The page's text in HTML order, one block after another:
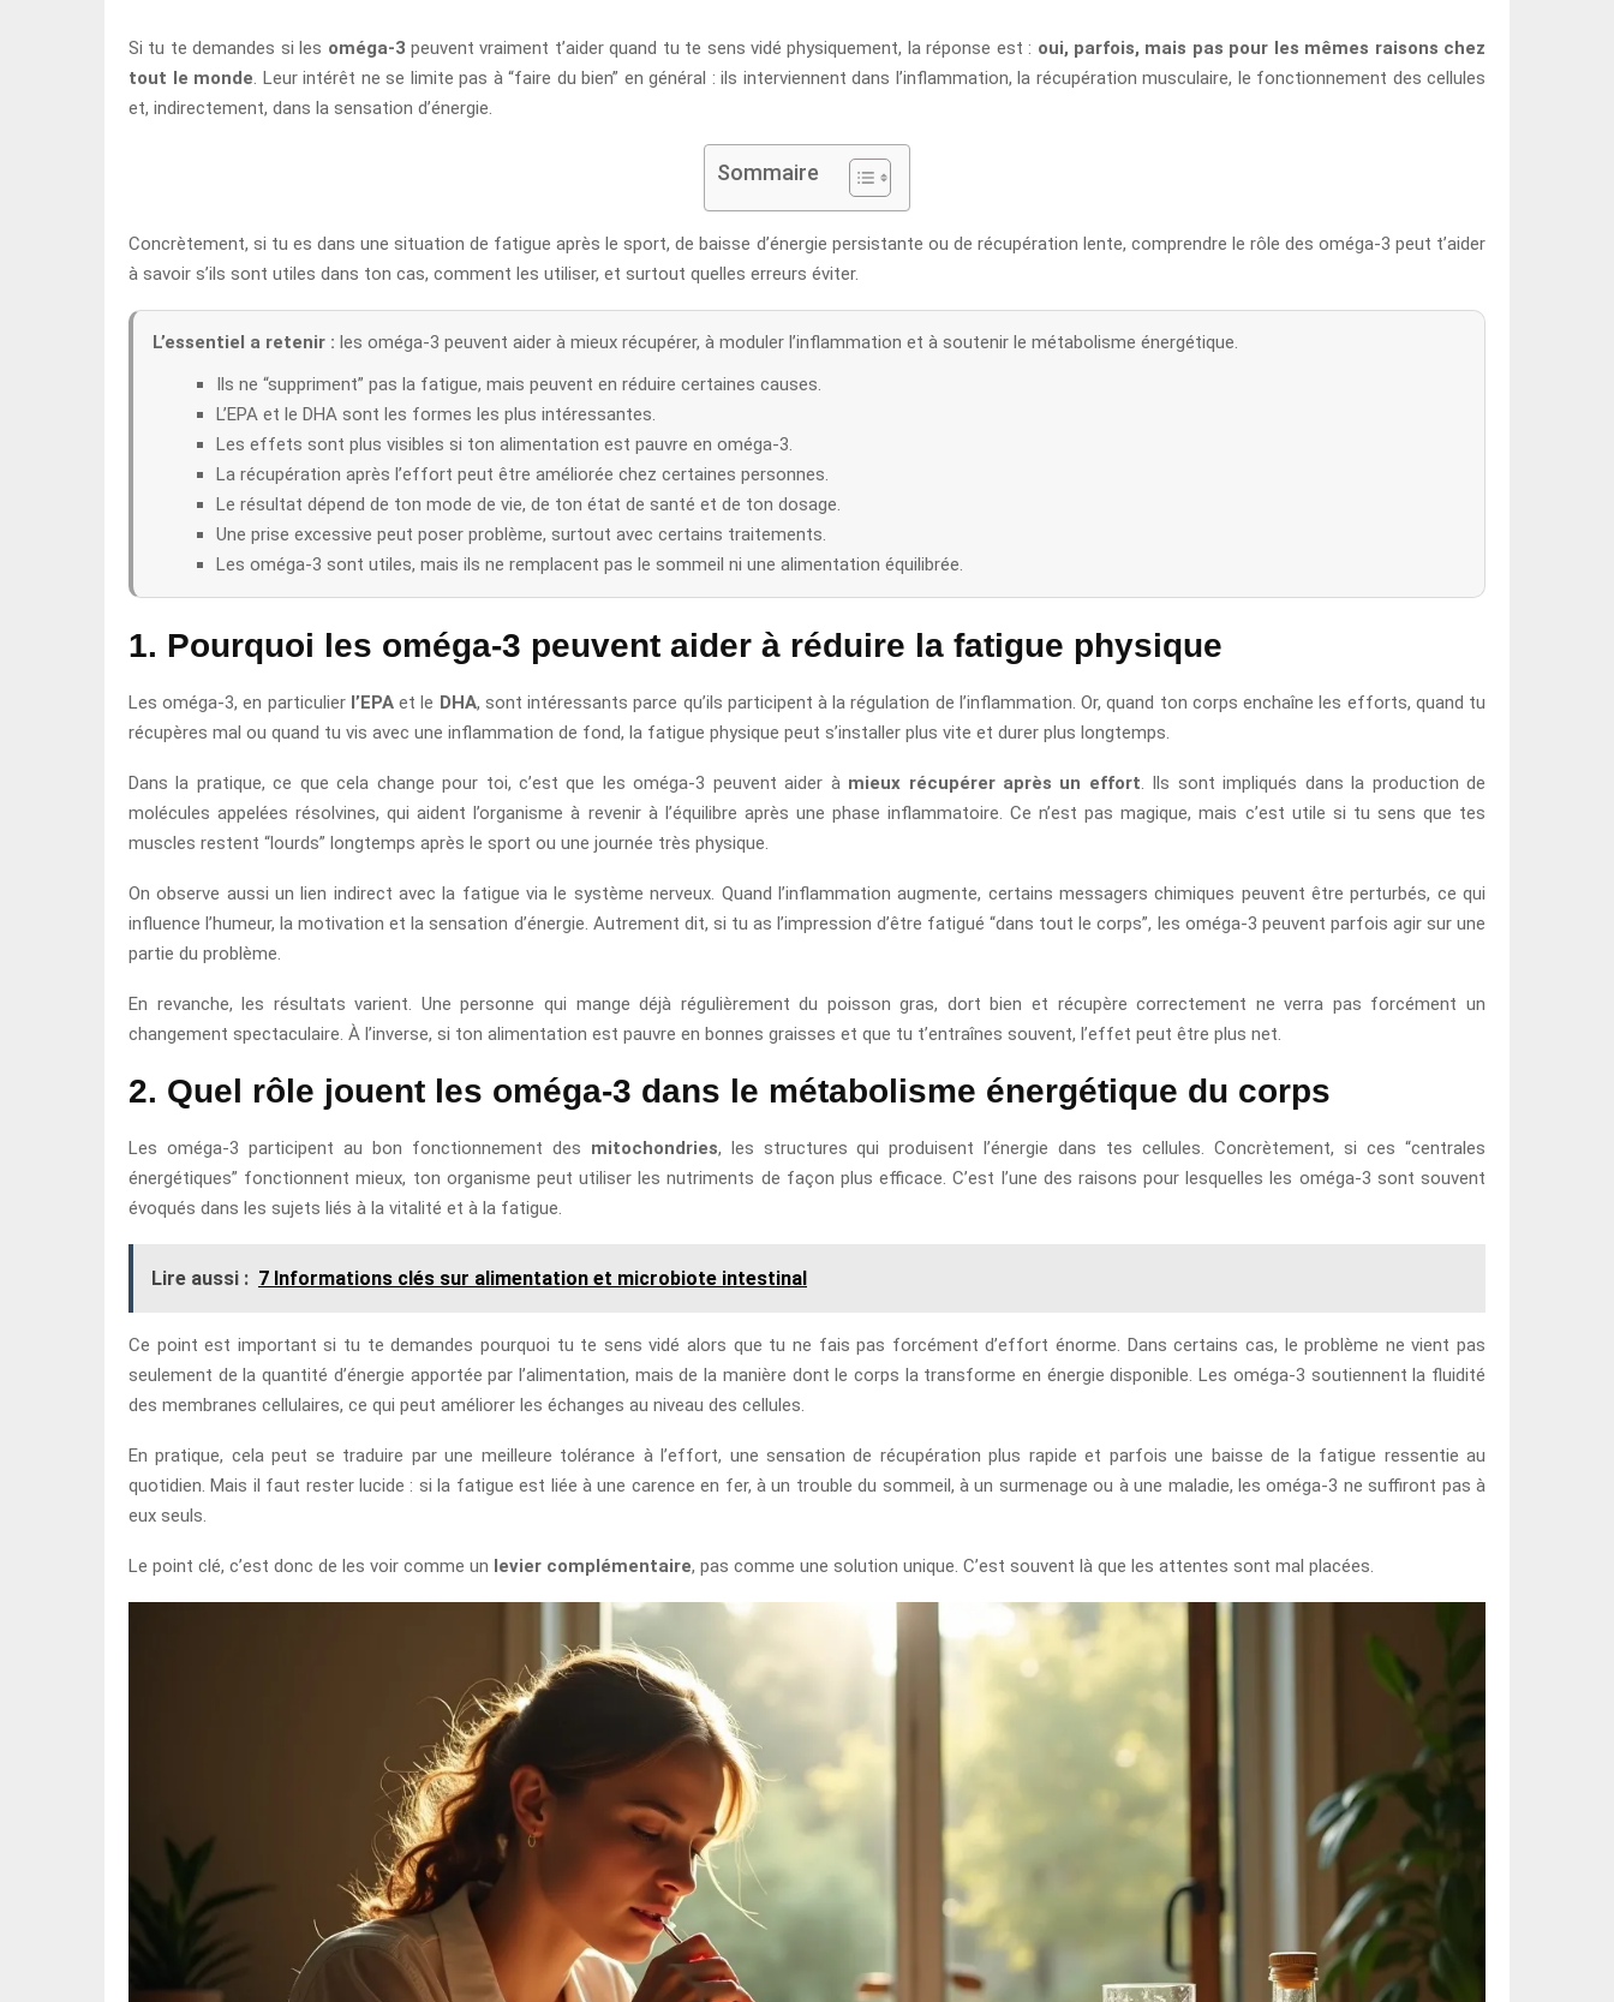
Si tu te demandes si les oméga-3 peuvent vraiment t’aider quand tu te sens vidé physiquement, la réponse est : oui, parfois, mais pas pour les mêmes raisons chez
tout le monde . Leur intérêt ne se limite pas à “faire du bien” en général : ils interviennent dans l’inflammation, la récupération musculaire, le fonctionnement des cellules
et, indirectement, dans la sensation d’énergie.
Sommaire
Concrètement, si tu es dans une situation de fatigue après le sport, de baisse d’énergie persistante ou de récupération lente, comprendre le rôle des oméga-3 peut t’aider
à savoir s’ils sont utiles dans ton cas, comment les utiliser, et surtout quelles erreurs éviter.
L’essentiel a retenir : les oméga-3 peuvent aider à mieux récupérer, à moduler l’inflammation et à soutenir le métabolisme énergétique.
Ils ne “suppriment” pas la fatigue, mais peuvent en réduire certaines causes.
L’EPA et le DHA sont les formes les plus intéressantes.
Les effets sont plus visibles si ton alimentation est pauvre en oméga-3.
La récupération après l’effort peut être améliorée chez certaines personnes.
Le résultat dépend de ton mode de vie, de ton état de santé et de ton dosage.
Une prise excessive peut poser problème, surtout avec certains traitements.
Les oméga-3 sont utiles, mais ils ne remplacent pas le sommeil ni une alimentation équilibrée.
1. Pourquoi les oméga-3 peuvent aider à réduire la fatigue physique
Les oméga-3, en particulier l’EPAet le DHA, sont intéressants parce qu’ils participent à la régulation de l’inflammation. Or, quand ton corps enchaîne les efforts, quand tu
récupères mal ou quand tu vis avec une inflammation de fond, la fatigue physique peut s’installer plus vite et durer plus longtemps.
Dans la pratique, ce que cela change pour toi, c’est que les oméga-3 peuvent aider à mieux récupérer après un effort . Ils sont impliqués dans la production de
molécules appelées résolvines, qui aident l’organisme à revenir à l’équilibre après une phase inflammatoire. Ce n’est pas magique, mais c’est utile si tu sens que tes
muscles restent “lourds” longtemps après le sport ou une journée très physique.
On observe aussi un lien indirect avec la fatigue via le système nerveux. Quand l’inflammation augmente, certains messagers chimiques peuvent être perturbés, ce qui
influence l’humeur, la motivation et la sensation d’énergie. Autrement dit, si tu as l’impression d’être fatigué “dans tout le corps”, les oméga-3 peuvent parfois agir sur une
partie du problème.
En revanche, les résultats varient. Une personne qui mange déjà régulièrement du poisson gras, dort bien et récupère correctement ne verra pas forcément un
changement spectaculaire. À l’inverse, si ton alimentation est pauvre en bonnes graisses et que tu t’entraînes souvent, l’effet peut être plus net.
2. Quel rôle jouent les oméga-3 dans le métabolisme énergétique du corps
Les oméga-3 participent au bon fonctionnement des mitochondries, les structures qui produisent l’énergie dans tes cellules. Concrètement, si ces “centrales
énergétiques” fonctionnent mieux, ton organisme peut utiliser les nutriments de façon plus efficace. C’est l’une des raisons pour lesquelles les oméga-3 sont souvent
évoqués dans les sujets liés à la vitalité et à la fatigue.
Lire aussi : 7 Informations clés sur alimentation et microbiote intestinal
Ce point est important si tu te demandes pourquoi tu te sens vidé alors que tu ne fais pas forcément d’effort énorme. Dans certains cas, le problème ne vient pas
seulement de la quantité d’énergie apportée par l’alimentation, mais de la manière dont le corps la transforme en énergie disponible. Les oméga-3 soutiennent la fluidité
des membranes cellulaires, ce qui peut améliorer les échanges au niveau des cellules.
En pratique, cela peut se traduire par une meilleure tolérance à l’effort, une sensation de récupération plus rapide et parfois une baisse de la fatigue ressentie au
quotidien. Mais il faut rester lucide : si la fatigue est liée à une carence en fer, à un trouble du sommeil, à un surmenage ou à une maladie, les oméga-3 ne suffiront pas à
eux seuls.
Le point clé, c’est donc de les voir comme un levier complémentaire, pas comme une solution unique. C’est souvent là que les attentes sont mal placées.